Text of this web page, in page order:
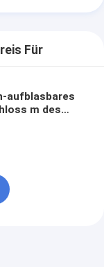
Für
aufblasbares
m des